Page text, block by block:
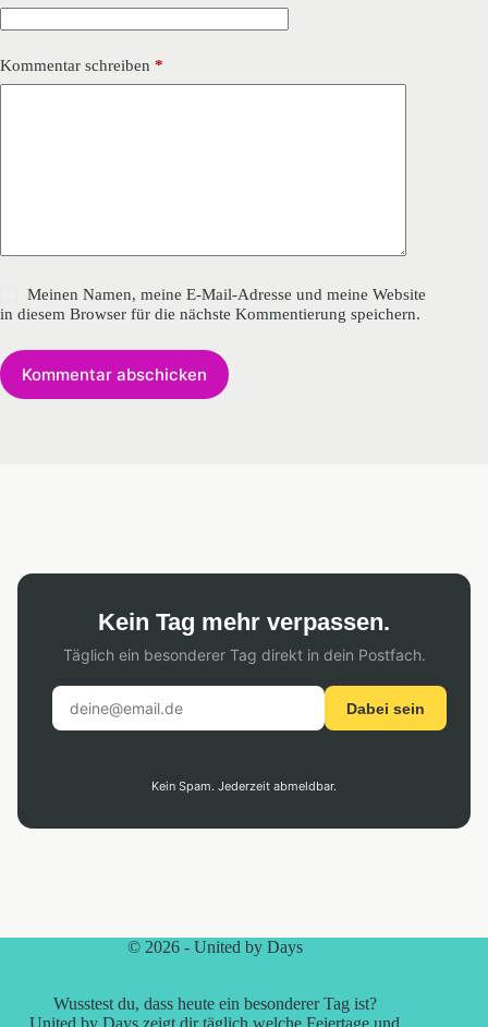
Kommentar schreiben *
Meinen Namen, meine E-Mail-Adresse und meine Website
in diesem Browser für die nächste Kommentierung speichern.
Kommentar abschicken
Kein Tag mehr verpassen.
Täglich ein besonderer Tag direkt in dein Postfach.
Dabei sein
Kein Spam. Jederzeit abmeldbar.
© 2026 - United by Days
Wusstest du, dass heute ein besonderer Tag ist?
United by Days zeigt dir täglich welche Feiertage und